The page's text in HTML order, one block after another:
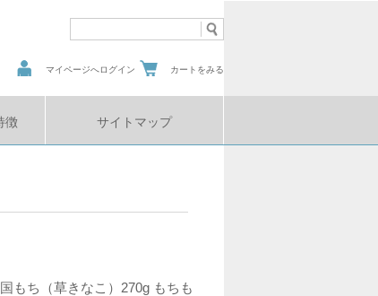
マイページへログイン カートをみる
徴 サイトマップ
もち（草きなこ）270g もちも